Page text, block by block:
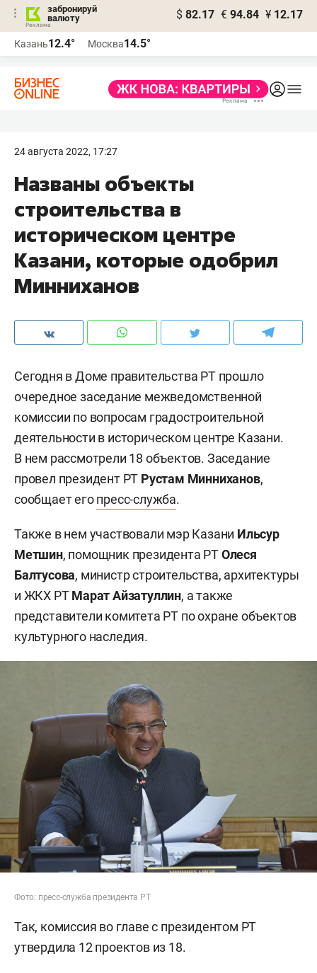
забронируй
валюту
$ 82.17 € 94.84 ¥ 12.17
Казань12.4° Москва14.5°
24 августа 2022, 17:27
Названы объекты
строительства в
историческом центре
Казани, которые одобрил
Минниханов
Сегодня в Доме правительства РТ прошло
очередное заседание межведомственной
комиссии по вопросам градостроительной
деятельности в историческом центре Казани.
В нем рассмотрели 18 объектов. Заседание
провел президент РТ Рустам Минниханов,
сообщает егопресс-служба.
Также в нем участвовали мэр Казани Ильсур
Метшин, помощник президента РТОлеся
Балтусова, министр строительства, архитектуры
и ЖКХ РТМарат Айзатуллин, а также
представители комитета РТ по охране объектов
культурного наследия.
Фото: пресс-служба президента РТ
Так, комиссия во главе с президентом РТ
утвердила 12 проектов из 18.